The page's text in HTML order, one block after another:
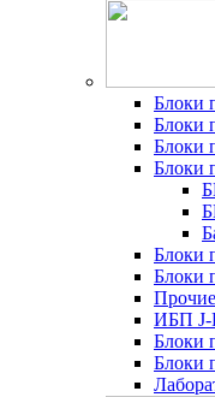
Блоки
Блоки
Блоки
Блоки
Блоки
Блоки
ИБП J-
Блоки
Блоки